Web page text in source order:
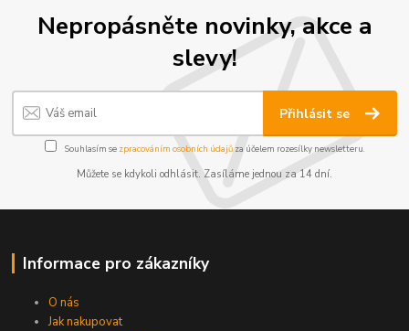
Nepropásněte novinky, akce a
slevy!
Přihlásit se
Souhlasím se zpracováním osobních údajůza účelem rozesílky newsletteru.
Můžete se kdykoli odhlásit. Zasíláme jednou za 14 dní.
Informace pro zákazníky
O nás
Jak nakupovat